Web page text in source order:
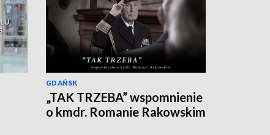
GDAŃSK
„TAK TRZEBA” wspomnienie
o kmdr. Romanie Rakowskim